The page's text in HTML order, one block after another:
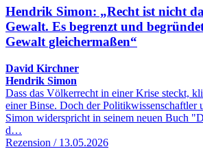
Hendrik Simon: „Recht ist nicht
Gewalt. Es begrenzt und
Gewalt gleichermaßen“
David Kirchner
Hendrik Simon
Dass das Völkerrecht in einer Krise steckt,
einer Binse. Doch der
Simon widerspricht in seinem neuen Buch
d…
Rezension / 13.05.2026